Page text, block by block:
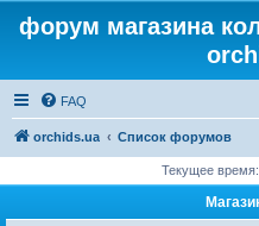
форум магазина
FAQ
orchids.ua Список форумов
Текущее